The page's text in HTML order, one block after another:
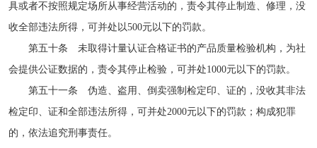
具或者不按照规定场所从事经营活动的，责令其停止制造、修理，没
收全部违法所得，可并处以500元以下的罚款。
第五十条 未取得计量认证合格证书的产品质量检验机构，为社
会提供公证数据的，责令其停止检验，可并处1000元以下的罚款。
第五十一条 伪造、盗用、倒卖强制检定印、证的，没收其非法
检定印、证和全部违法所得，可并处2000元以下的罚款；构成犯罪
的，依法追究刑事责任。